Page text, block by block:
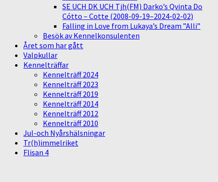
SE UCH DK UCH Tjh(FM) Darko’s Qvinta Do
Cótto – Cotte (2008-09-19–2024-02-02)
Falling in Love from Lukaya’s Dream ”Alli”
Besök av Kennelkonsulenten
Året som har gått
Valpkullar
Kennelträffar
Kennelträff 2024
Kennelträff 2023
Kennelträff 2019
Kennelträff 2014
Kennelträff 2012
Kennelträff 2010
Jul-och Nyårshälsningar
Tr(h)immelriket
Flisan 4